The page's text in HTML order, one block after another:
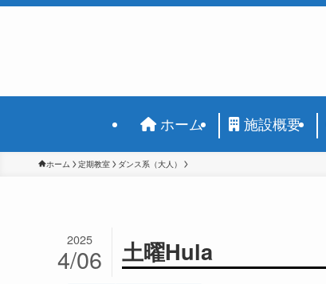
ホーム 施設概要
ホーム 定期教室 ダンス系（大人）
土曜Hula
2025
4/06